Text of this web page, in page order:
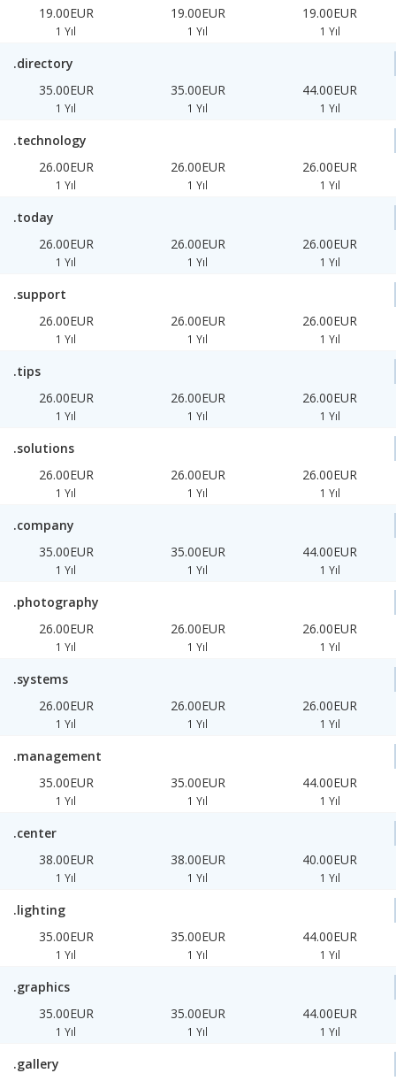
19.00EUR
1 Yıl
19.00EUR
1 Yıl
19.00EUR
1 Yıl
.directory
35.00EUR
1 Yıl
35.00EUR
1 Yıl
44.00EUR
1 Yıl
.technology
26.00EUR
1 Yıl
26.00EUR
1 Yıl
26.00EUR
1 Yıl
.today
26.00EUR
1 Yıl
26.00EUR
1 Yıl
26.00EUR
1 Yıl
.support
26.00EUR
1 Yıl
26.00EUR
1 Yıl
26.00EUR
1 Yıl
.tips
26.00EUR
1 Yıl
26.00EUR
1 Yıl
26.00EUR
1 Yıl
.solutions
26.00EUR
1 Yıl
26.00EUR
1 Yıl
26.00EUR
1 Yıl
.company
35.00EUR
1 Yıl
35.00EUR
1 Yıl
44.00EUR
1 Yıl
.photography
26.00EUR
1 Yıl
26.00EUR
1 Yıl
26.00EUR
1 Yıl
.systems
26.00EUR
1 Yıl
26.00EUR
1 Yıl
26.00EUR
1 Yıl
.management
35.00EUR
1 Yıl
35.00EUR
1 Yıl
44.00EUR
1 Yıl
.center
38.00EUR
1 Yıl
38.00EUR
1 Yıl
40.00EUR
1 Yıl
.lighting
35.00EUR
1 Yıl
35.00EUR
1 Yıl
44.00EUR
1 Yıl
.graphics
35.00EUR
1 Yıl
35.00EUR
1 Yıl
44.00EUR
1 Yıl
.gallery